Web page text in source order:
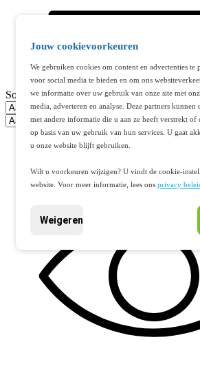
Jouw cookievoorkeuren
We gebruiken cookies om content en advertenties te
voor social media te bieden en om ons
we informatie over uw gebruik van onze site met
media, adverteren en analyse. Deze partners kunnen
met andere informatie die u aan ze heeft verstrekt of
op basis van uw gebruik van hun services. U gaat
u onze website blijft gebruiken.
Wilt u voorkeuren wijzigen? U vindt de cookie-
website. Voor meer informatie, lees ons privacy
Weigeren
Sorteer op